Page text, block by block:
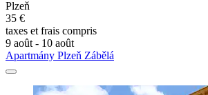
Plzeň
35 €
taxes et frais compris
9 août - 10 août
Apartmány Plzeň Zábělá